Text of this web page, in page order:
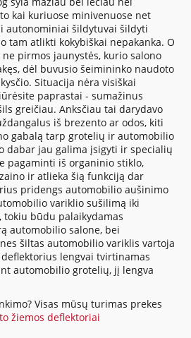
kai kuriuose minivenuose net
autonominiai šildytuvai šildyti
tam atlikti kokybiškai nepakanka. O
pirmos jaunystės, kurio salono
dėl buvusio šeimininko naudoto
Situacija nėra visiškai
paprastai - sumažinus
greičiau. Anksčiau tai darydavo
iš brezento ar odos, kiti
gabalą tarp grotelių ir automobilio
dabar jau galima įsigyti ir specialių
pagaminti iš organinio stiklo,
ir atlieka šią funkciją dar
pridengs automobilio aušinimo
variklio sušilimą iki
būdu palaikydamas
automobilio salone, bei
šiltas automobilio variklis vartoja
lengvai tvirtinamas
automobilio grotelių, jį lengva
Visas mūsų turimas prekes
žiemos deflektoriai